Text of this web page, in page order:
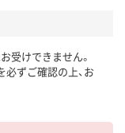
受けできません。
必ずご確認の上、お